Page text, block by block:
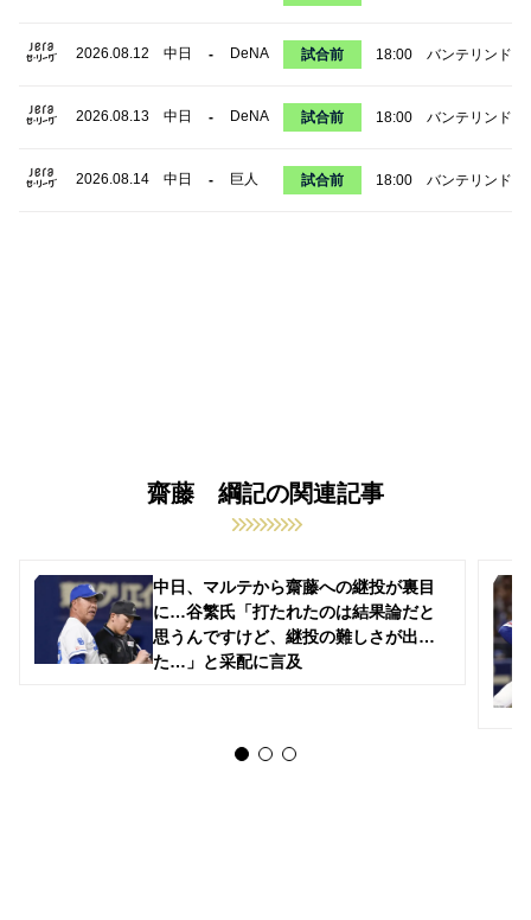
2026.08.12 中日 - DeNA 試合前 18:00 バンテリンドー
2026.08.13 中日 - DeNA 試合前 18:00 バンテリンドー
2026.08.14 中日 - 巨人 試合前 18:00 バンテリンドー
齋藤 綱記の関連記事
中日、マルテから齋藤への継投が裏目
に…谷繁氏「打たれたのは結果論だと
思うんですけど、継投の難しさが出
た…」と采配に言及